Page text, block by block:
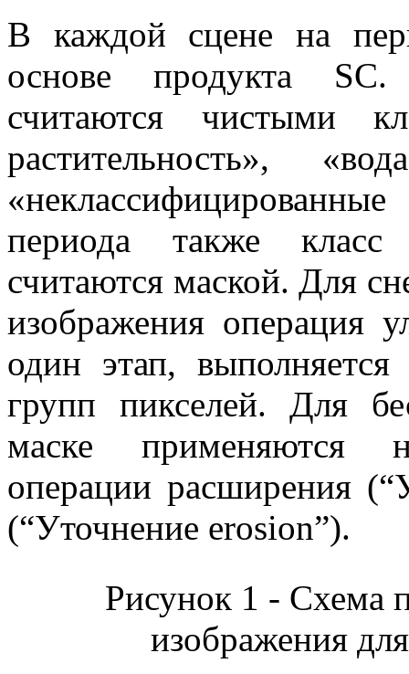
В каждой сцене на
основе продукта
считаются чистыми
растительность»,
периода также
считаются маской. Для
изображения операция
один этап, выполняется
групп пикселей. Для
маске применяются
операции расширения
(“Уточнение erosion”).
Рисунок 1 - Схема
изображения